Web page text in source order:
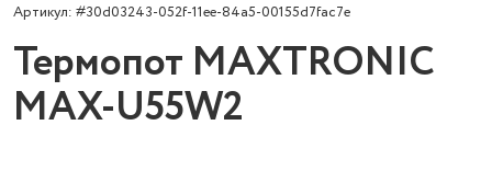
Артикул: #30d03243-052f-11ee-84a5-00155d7fac7e
Термопот MAXTRONIC
MAX-U55W2